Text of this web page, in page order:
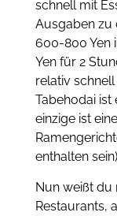
schnell mit
Ausgaben zu
600-800 Yen
Yen für 2
relativ
Tabehodai ist
einzige ist
enthalten
Nun weißt du
Restaurants,